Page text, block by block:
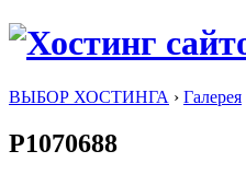
ВЫБОР ХОСТИНГА › Галерея
P1070688